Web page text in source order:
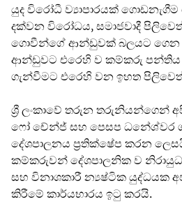
යුද විරෝධී ව්‍යාපාරයක්
දක්වන විරෝධය, සමාජවාදී
ගොවීන්ගේ ආන්ඩුවක් බලයට ගෙන
ආන්ඩුවට එරෙහි ව කම්කරු පන්තිය
ගැන්වීමට එරෙහි වන ඉහත
ශ්‍රී ලංකාවේ තරුන තරුනියන්ගෙන්
ෆෝ චේන්ජ් සහ පෙසප ධනේශ්වර
දේශපාලනය ප්‍රතික්ෂේප කරන
කම්කරුවන් දේශපාලනික ව
සහ විනාශකාරී න්‍යෂ්ටික යුද්ධයක
කිරීමේ කාර්යභාරය ඉටු කරයි.